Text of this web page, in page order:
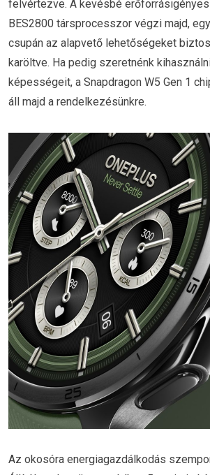
felvértezve. A kevésbé
BES2800 társprocesszor végzi majd,
csupán az alapvető lehetőségeket
karöltve. Ha pedig szeretnénk
képességeit, a Snapdragon W5 Gen 1
áll majd a rendelkezésünkre.
Az okosóra energiagazdálkodás